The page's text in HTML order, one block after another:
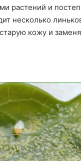
растений и
несколько
кожу и